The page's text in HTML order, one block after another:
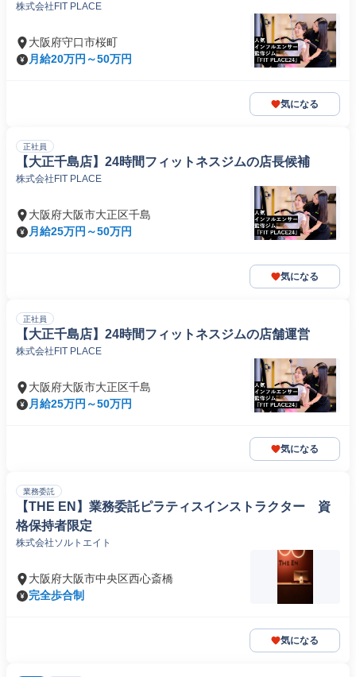
株式会社FIT PLACE
大阪府守口市桜町
月給20万円～50万円
気になる
正社員
【大正千島店】24時間フィットネスジムの店長候補
株式会社FIT PLACE
大阪府大阪市大正区千島
月給25万円～50万円
気になる
正社員
【大正千島店】24時間フィットネスジムの店舗運営
株式会社FIT PLACE
大阪府大阪市大正区千島
月給25万円～50万円
気になる
業務委託
【THE EN】業務委託ピラティスインストラクター 資
格保持者限定
株式会社ソルトエイト
大阪府大阪市中央区西心斎橋
完全歩合制
気になる